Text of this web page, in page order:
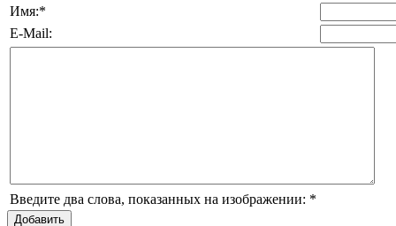
Имя:*
E-Mail:
Введите два слова, показанных на изображении: *